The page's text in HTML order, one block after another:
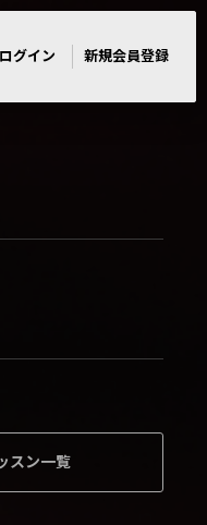
ログイン 新規会員登録
スン一覧